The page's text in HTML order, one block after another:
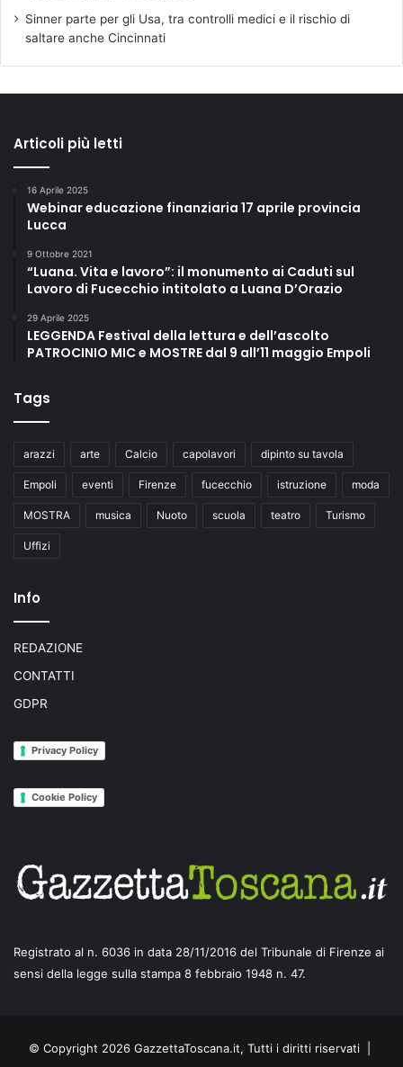
Sinner parte per gli Usa, tra controlli medici e il rischio di
saltare anche Cincinnati
Articoli più letti
16 Aprile 2025
Webinar educazione finanziaria 17 aprile provincia
Lucca
9 Ottobre 2021
“Luana. Vita e lavoro”: il monumento ai Caduti sul
Lavoro di Fucecchio intitolato a Luana D’Orazio
29 Aprile 2025
LEGGENDA Festival della lettura e dell’ascolto
PATROCINIO MIC e MOSTRE dal 9 all’11 maggio Empoli
Tags
arazzi arte Calcio capolavori dipinto su tavola
Empoli eventi Firenze fucecchio istruzione moda
MOSTRA musica Nuoto scuola teatro Turismo
Uffizi
Info
REDAZIONE
CONTATTI
GDPR
Privacy Policy
Cookie Policy
Registrato al n. 6036 in data 28/11/2016 del Tribunale di Firenze ai
sensi della legge sulla stampa 8 febbraio 1948 n. 47.
© Copyright 2026 GazzettaToscana.it, Tutti i diritti riservati |